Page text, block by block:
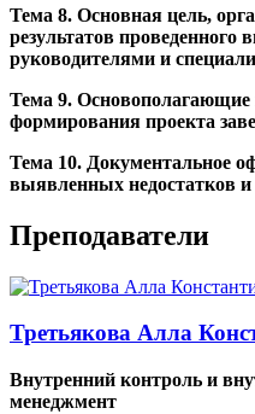
Тема 8. Основная цель,
результатов проведенного
руководителями и
Тема 9.
формирования проекта
Тема 10. Документальное
выявленных недостатков
Преподаватели
Третьякова Алла
Внутренний контроль и
менеджмент